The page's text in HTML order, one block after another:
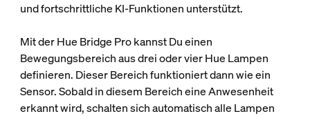
und fortschrittliche KI-Funktionen unterstützt.
Mit der Hue Bridge Pro kannst Du einen
Bewegungsbereich aus drei oder vier Hue Lampen
definieren. Dieser Bereich funktioniert dann wie ein
Sensor. Sobald in diesem Bereich eine Anwesenheit
erkannt wird, schalten sich automatisch alle Lampen